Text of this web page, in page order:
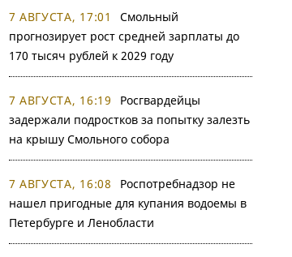
7 АВГУСТА, 17:01
Смольный
прогнозирует рост средней зарплаты до
170 тысяч рублей к 2029 году
7 АВГУСТА, 16:19
Росгвардейцы
задержали подростков за попытку залезть
на крышу Смольного собора
7 АВГУСТА, 16:08
Роспотребнадзор не
нашел пригодные для купания водоемы в
Петербурге и Ленобласти